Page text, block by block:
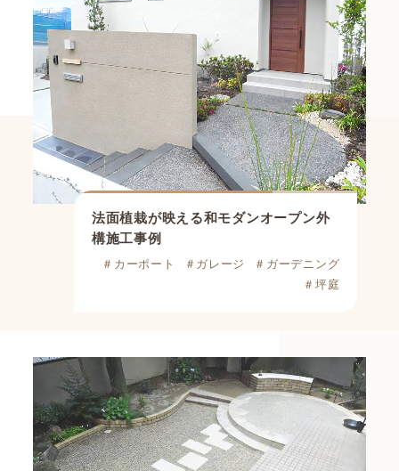
法面植栽が映える和モダンオープン外
構施工事例
＃カーポート ＃ガレージ
＃ガーデニング
＃坪庭